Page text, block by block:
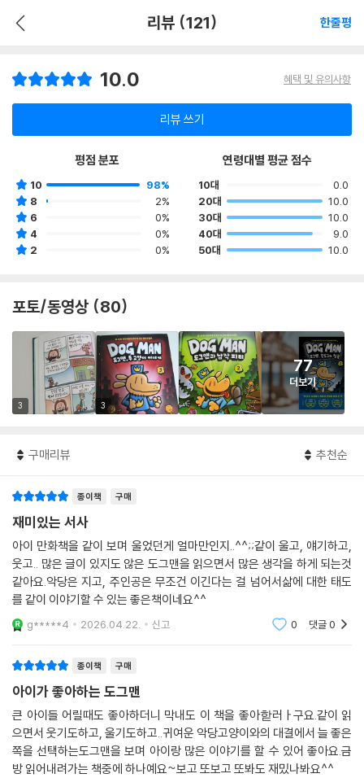
리뷰 (121) 한줄평
10.0 혜택 및 유의사항
리뷰 쓰기
평점 분포
10
98%
8
2%
6
0%
4
0%
2
0%
연령대별 평균 점수
10대
0.0
20대
10.0
30대
10.0
40대
9.0
50대
10.0
포토/동영상 (80)
3 3
77
더보기
구매리뷰 추천순
종이책 구매
재미있는 서사
아이 만화책을 같이 보며 울었던게 얼마만인지..^^;;같이 울고, 얘기하고,
웃고.. 많은 글이 있지도 않은 도그맨을 읽으면서 많은 생각을 하게 되는것
같아요.악당은 지고, 주인공은 무조건 이긴다는 걸 넘어서삶에 대한 태도
를 같이 이야기할 수 있는 좋은책이네요^^
g*****4 2026.04.22. 신고 0 댓글0
종이책 구매
아이가 좋아하는 도그맨
큰 아이들 어릴때도 좋아하더니 막내도 이 책을 좋아핟러ㅏ구요.같이 읽
으면서 웃기도하고, 울기도하고..귀여운 악당고양이와의 대결에서 늘 좋은
쪽을 선택하는도그맨을 보며 아이랑 많은 이야기를 할 수 있어 좋아요.금
방 읽어내려가는 책중에 하나예요~보고 또보고 또봐도 재밌나봐요^^